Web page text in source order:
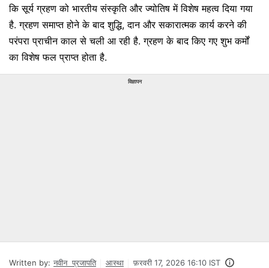
कि सूर्य ग्रहण को भारतीय संस्कृति और ज्योतिष में विशेष महत्व दिया गया
है. ग्रहण समाप्त होने के बाद शुद्धि, दान और सकारात्मक कार्य करने की
परंपरा प्राचीन काल से चली आ रही है. ग्रहण के बाद किए गए शुभ कर्मों
का विशेष फल प्राप्त होता है.
विज्ञापन
Written by: नवीन प्रजापत‍ि आस्था फ़रवरी 17, 2026 16:10 IST